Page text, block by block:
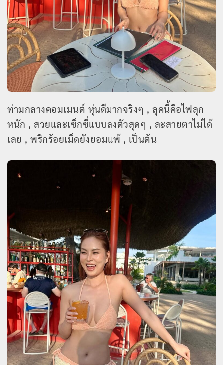
ท่ามกลางคอมเมนต์ หุ่นดีมากจริงๆ , ลุคนี้คือไฟลุก
หนัก , สวยและเซ็กซี่แบบลงตัวสุดๆ , ละสายตาไม่ได้
เลย , พริกร้อยเม็ดยังยอมแพ้ , เป็นต้น